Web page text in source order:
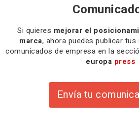
Si quieres mejorar el
marca, ahora puedes publicar
comunicados de empresa en la
europa press
Envía tu